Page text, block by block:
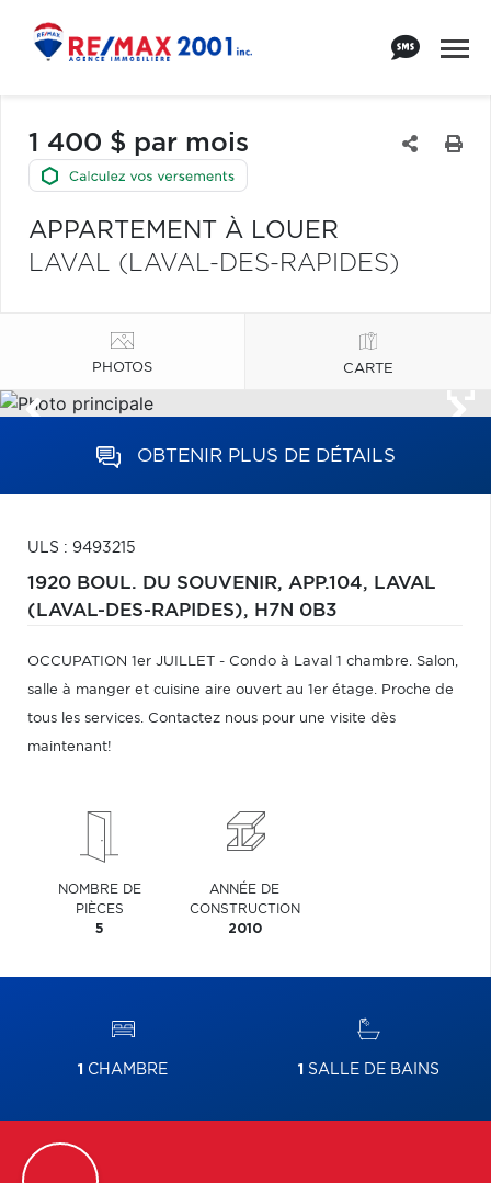
1 400 $ par mois
APPARTEMENT À LOUER
LAVAL (LAVAL-DES-RAPIDES)
PHOTOS CARTE
OBTENIR PLUS DE DÉTAILS
ULS : 9493215
1920 BOUL. DU SOUVENIR, APP.104, LAVAL
(LAVAL-DES-RAPIDES), H7N 0B3
OCCUPATION 1er JUILLET - Condo à Laval 1 chambre. Salon,
salle à manger et cuisine aire ouvert au 1er étage. Proche de
tous les services. Contactez nous pour une visite dès
maintenant!
NOMBRE DE
PIÈCES
5
ANNÉE DE
CONSTRUCTION
2010
1 CHAMBRE 1 SALLE DE BAINS